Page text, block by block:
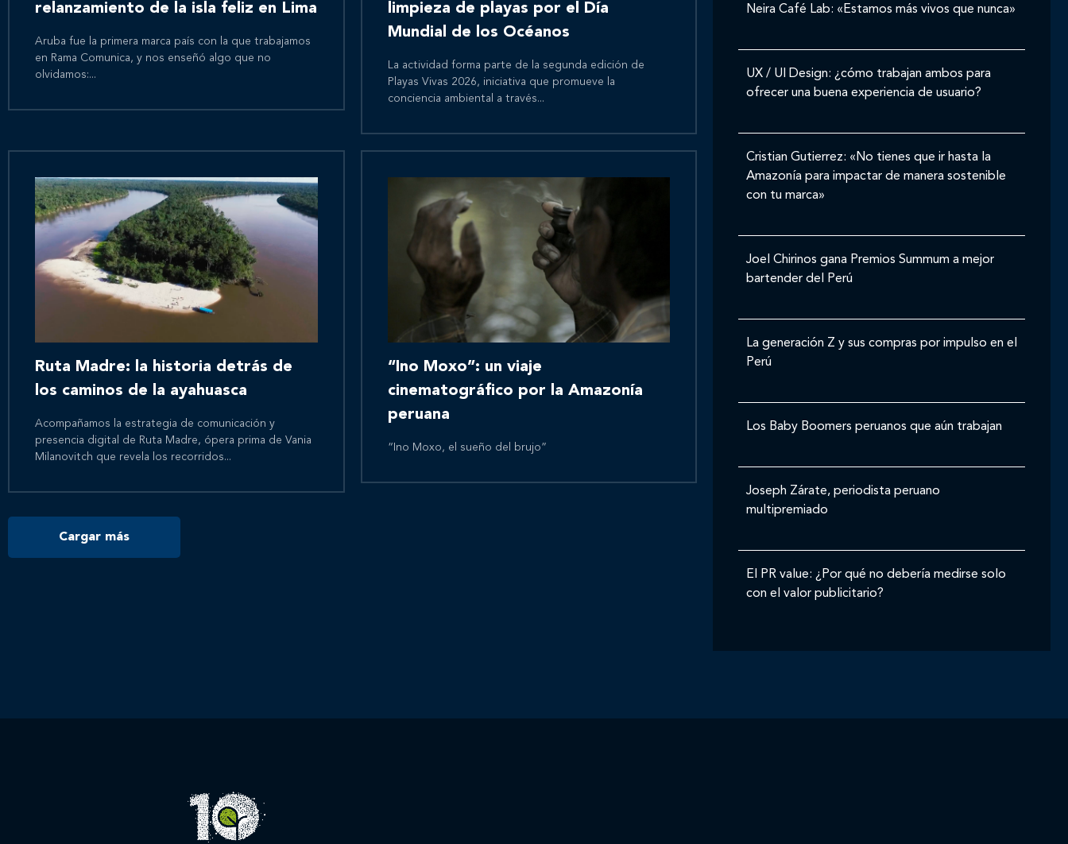
Nuestros servicios
Nuestros clientes
Novedades
Contáctanos
relanzamiento de la isla feliz en Lima
Aruba fue la primera marca país con la que trabajamos
en Rama Comunica, y nos enseñó algo que no
olvidamos:...
limpieza de playas por el Día
Mundial de los Océanos
La actividad forma parte de la segunda edición de
Playas Vivas 2026, iniciativa que promueve la
conciencia ambiental a través...
Ruta Madre: la historia detrás de
los caminos de la ayahuasca
Acompañamos la estrategia de comunicación y
presencia digital de Ruta Madre, ópera prima de Vania
Milanovitch que revela los recorridos...
“Ino Moxo”: un viaje
cinematográfico por la Amazonía
peruana
“Ino Moxo, el sueño del brujo”
Cargar más
Neira Café Lab: «Estamos más vivos que nunca»
UX / UI Design: ¿cómo trabajan ambos para
ofrecer una buena experiencia de usuario?
Cristian Gutierrez: «No tienes que ir hasta la
Amazonía para impactar de manera sostenible
con tu marca»
Joel Chirinos gana Premios Summum a mejor
bartender del Perú
La generación Z y sus compras por impulso en el
Perú
Los Baby Boomers peruanos que aún trabajan
Joseph Zárate, periodista peruano
multipremiado
El PR value: ¿Por qué no debería medirse solo
con el valor publicitario?